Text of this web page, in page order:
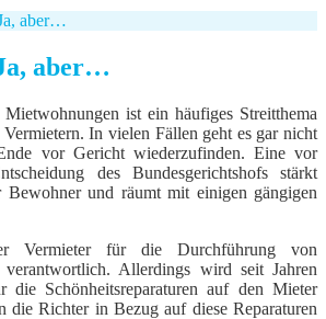
aber…
aber…
ist ein häufiges Streitthema
In vielen Fällen geht es gar nicht
vor Gericht wiederzufinden. Eine vor
des Bundesgerichtshofs stärkt
Bewohner und räumt mit einigen gängigen
Vermieter für die Durchführung von
verantwortlich. Allerdings wird seit Jahren
die Schönheitsreparaturen auf den Mieter
die Richter in Bezug auf diese Reparaturen